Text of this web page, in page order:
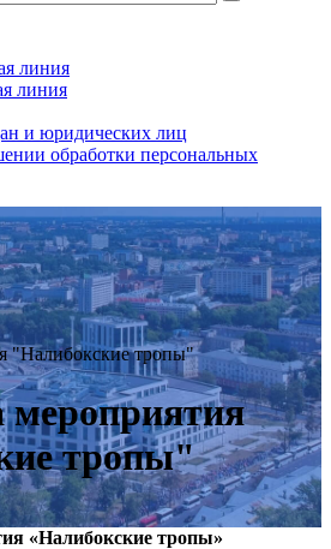
линия
линия
и юридических лиц
обработки персональных
"Налибокские тропы"
тропы"
«Налибокские тропы»